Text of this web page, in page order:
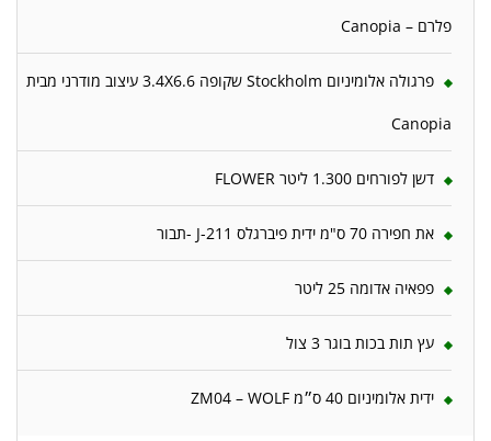
פלרם – Canopia
פרגולה אלומיניום Stockholm שקופה 3.4X6.6 עיצוב מודרני מבית
Canopia
דשן לפורחים 1.300 ליטר FLOWER
את חפירה 70 ס"מ ידית פיברגלס J-211 -תבור
פפאיה אדומה 25 ליטר
עץ תות בכות בוגר 3 צול
ידית אלומיניום 40 ס״מ ZM04 – WOLF